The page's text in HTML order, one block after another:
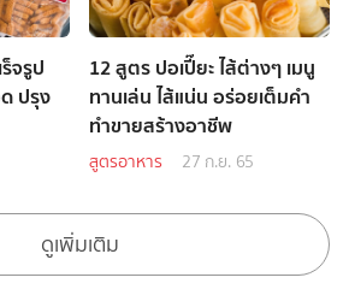
จรูป
ปรุง
12 สูตร ปอเปี๊ยะ ไส้ต่างๆ เมนู
ทานเล่น ไส้แน่น อร่อยเต็มคำ
ทำขายสร้างอาชีพ
สูตรอาหาร 27 ก.ย. 65
ดูเพิ่มเติม